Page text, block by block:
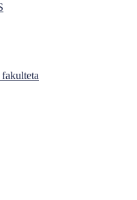
fakulteta